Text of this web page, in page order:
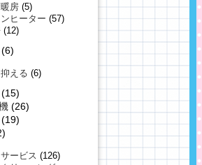
房(5)
ヒーター (57)
(12)
える (6)
(15)
(26)
(19)
ービス (126)